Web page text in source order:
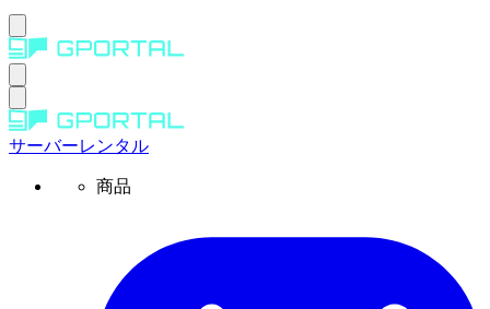
サーバーレンタル
商品